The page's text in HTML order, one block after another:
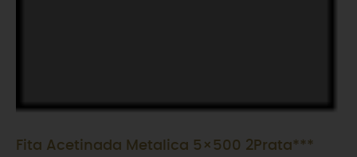
Fita Acetinada Metalica 5×500 2Prata***